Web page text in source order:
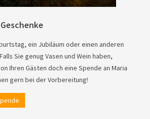
ein Jubiläum oder einen anderen
Sie genug Vasen und Wein haben,
Ihren Gästen doch eine Spende an Maria
gern bei der Vorbereitung!